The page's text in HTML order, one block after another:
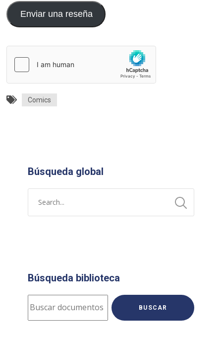
Enviar una reseña
Comics
Búsqueda global
Búsqueda biblioteca
BUSCAR